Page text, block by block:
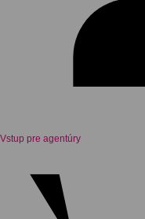
Vstup pre agentúry